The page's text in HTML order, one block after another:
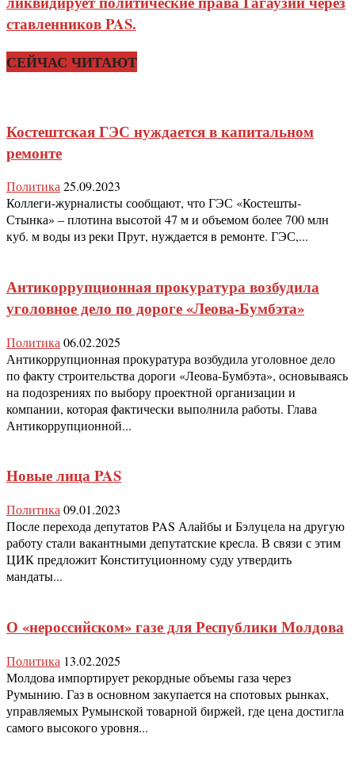
ставленников PAS.
СЕЙЧАС ЧИТАЮТ
Костештская ГЭС нуждается в капитальном
ремонте
Политика25.09.2023
Коллеги-журналисты сообщают, что ГЭС «Костешты-
Стынка» – плотина высотой 47 м и объемом более 700 млн
куб. м воды из реки Прут, нуждается в ремонте. ГЭС,...
Антикоррупционная прокуратура возбудила
уголовное дело по дороге «Леова-Бумбэта»
Политика 06.02.2025
Антикоррупционная прокуратура возбудила уголовное дело
по факту строительства дороги «Леова-Бумбэта», основываясь
на подозрениях по выбору проектной организации и
компании, которая фактически выполнила работы. Глава
Антикоррупционной...
Новые лица PAS
Политика 09.01.2023
После перехода депутатов PAS Алайбы и Бэлуцела на другую
работу стали вакантными депутатские кресла. В связи с этим
ЦИК предложит Конституционному суду утвердить
мандаты...
О «нероссийском» газе для Республики Молдова
Политика 13.02.2025
Молдова импортирует рекордные объемы газа через
Румынию. Газ в основном закупается на спотовых рынках,
управляемых Румынской товарной биржей, где цена достигла
самого высокого уровня...